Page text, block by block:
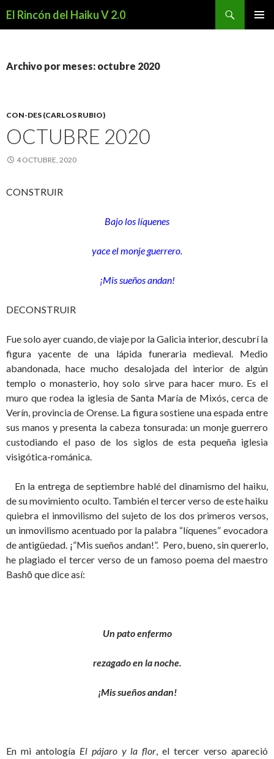
El Rincón del Haiku V 2.0
Archivo por meses: octubre 2020
CON-DES (CARLOS RUBIO)
OCTUBRE 2020
4 OCTUBRE, 2020
CONSTRUIR
Bajo los líquenes
yace el monje guerrero.
¡Mis sueños andan!
DECONSTRUIR
Fue solo ayer cuando, de viaje por la Galicia interior, descubrí la
figura yacente de una lápida funeraria medieval. Medio
abandonada, hace mucho desalojada del interior de algún
templo o monasterio, hoy solo sirve para hacer muro. Es el
muro que rodea la iglesia de Santa María de Mixós, cerca de
Verín, provincia de Orense. La figura sostiene una espada entre
sus manos y presenta la cabeza tonsurada: un monje guerrero
custodiando el paso de los siglos de esta pequeña iglesia
visigótica-románica.
En la entrega de septiembre hablé del dinamismo del haiku,
de su movimiento oculto. También el tercer verso de este haiku
quiebra el inmovilismo del sujeto de los dos primeros versos,
un inmovilismo acentuado por la palabra “líquenes” evocadora
de antigüedad. ¡”Mis sueños andan!”. Pero, bueno, sin quererlo,
he plagiado el tercer verso de un famoso poema del maestro
Bashō que dice así:
Un pato enfermo
rezagado en la noche.
¡Mis sueños andan!
En mi antología El pájaro y la flor, el tercer verso apareció